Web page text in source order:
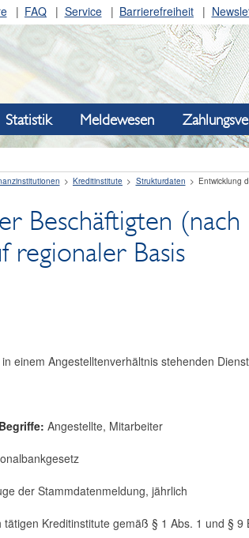
FAQ Service Barrierefreiheit
Statistik Meldewesen
Kreditinstitute Strukturdaten Entwicklung
Beschäftigten
regionaler Basis
einem Angestelltenverhältnis stehenden
Angestellte, Mitarbeiter
der Stammdatenmeldung, jährlich
tätigen Kreditinstitute gemäß § 1 Abs. 1 und § 9